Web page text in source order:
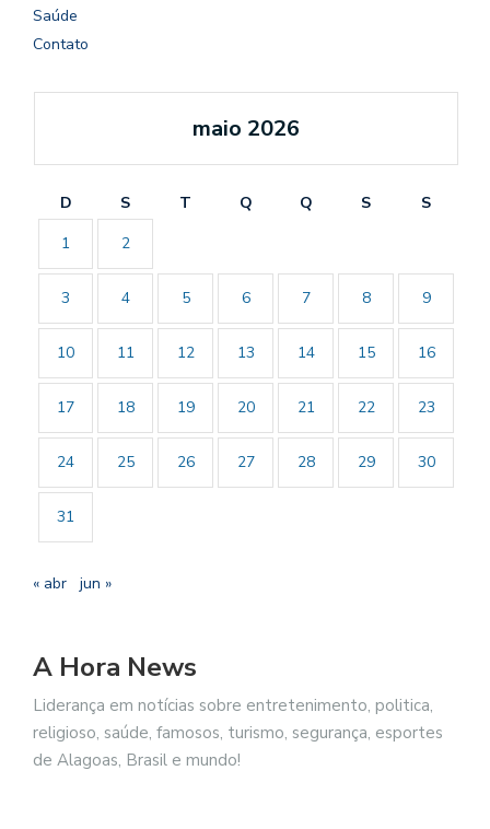
Saúde
Contato
maio 2026
D S T Q Q S
S
1
2
3 4 5 6 7 8 9
10 11 12 13 14 15 16
17 18 19 20 21 22 23
24 25 26 27 28 29 30
31
« abr jun »
A Hora News
Liderança em notícias sobre entretenimento, politica,
religioso, saúde, famosos, turismo, segurança, esportes
de Alagoas, Brasil e mundo!